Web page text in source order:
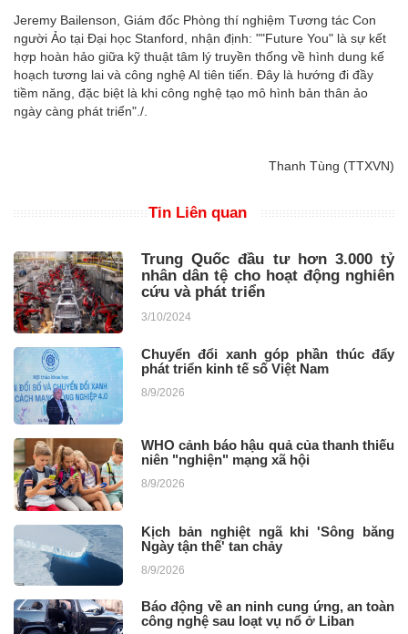
Jeremy Bailenson, Giám đốc Phòng thí nghiệm Tương tác Con
người Ảo tại Đại học Stanford, nhận định: ""Future You" là sự kết
hợp hoàn hảo giữa kỹ thuật tâm lý truyền thống về hình dung kế
hoạch tương lai và công nghệ AI tiên tiến. Đây là hướng đi đầy
tiềm năng, đặc biệt là khi công nghệ tạo mô hình bản thân ảo
ngày càng phát triển"./.
Thanh Tùng (TTXVN)
Tin Liên quan
Trung Quốc đầu tư hơn 3.000 tỷ
nhân dân tệ cho hoạt động nghiên
cứu và phát triển
3/10/2024
Chuyển đổi xanh góp phần thúc đẩy
phát triển kinh tế số Việt Nam
8/9/2026
WHO cảnh báo hậu quả của thanh thiếu
niên "nghiện" mạng xã hội
8/9/2026
Kịch bản nghiệt ngã khi 'Sông băng
Ngày tận thế' tan chảy
8/9/2026
Báo động về an ninh cung ứng, an toàn
công nghệ sau loạt vụ nổ ở Liban